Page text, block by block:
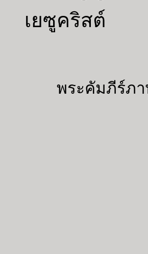
เยซูคริสต์
พระคัมภีร์ภ